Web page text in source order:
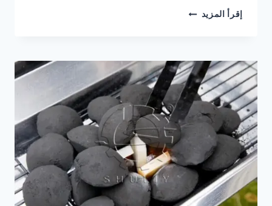
إقرأ المزيد آلة
الأوتوماتيكية
للبيع
في
الفلبين